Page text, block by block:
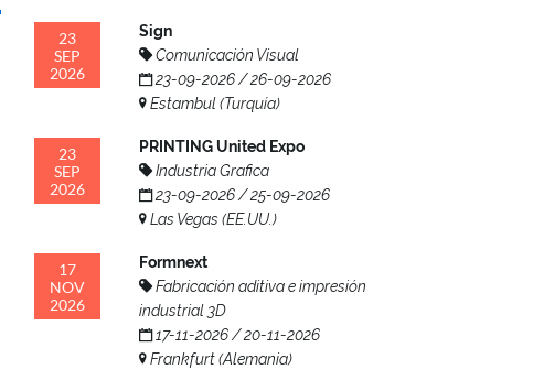
23
SEP
2026
Sign
Comunicación Visual
23-09-2026 / 26-09-2026
Estambul (Turquía)
23
SEP
2026
PRINTING United Expo
Industria Grafica
23-09-2026 / 25-09-2026
Las Vegas (EE.UU.)
17
NOV
2026
Formnext
Fabricación aditiva e impresión
industrial 3D
17-11-2026 / 20-11-2026
Frankfurt (Alemania)